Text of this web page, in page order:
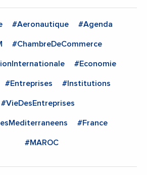
#Aeronautique #Agenda
#ChambreDeCommerce
#Economie
#Entreprises #Institutions
#VieDesEntreprises
#France
#MAROC